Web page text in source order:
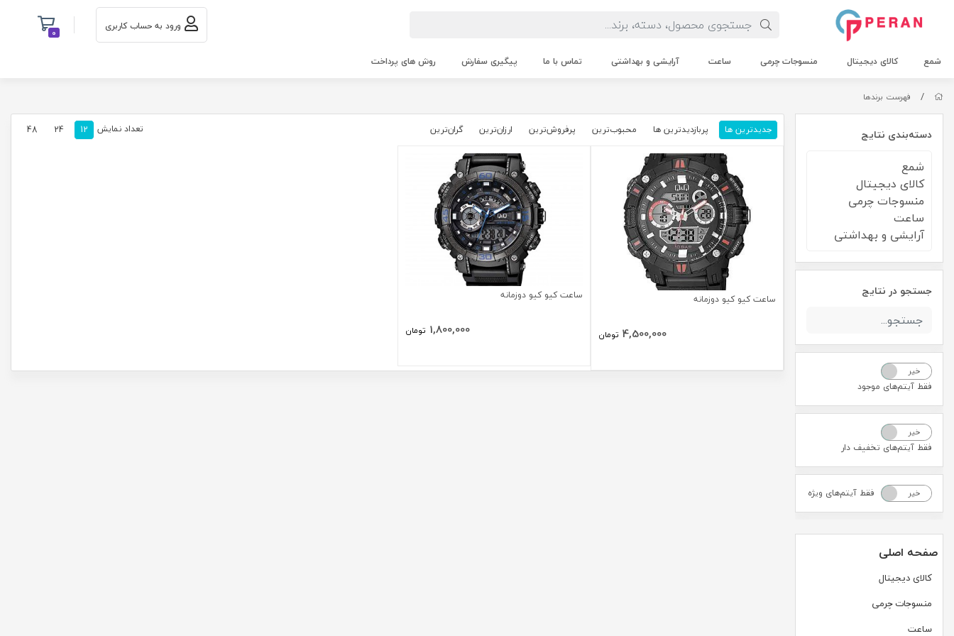
ورود به حساب کاربری 0
شمع کالای دیجیتال منسوجات چرمی ساعت آرایشی و بهداشتی تماس با ما پیگیری سفارش روش های پرداخت
/ فهرست برندها
دسته‌بندی نتایج
شمع
کالای دیجیتال
منسوجات چرمی
ساعت
آرایشی و بهداشتی
جستجو در نتایج
خیر
فقط آیتم‌های موجود
خیر
فقط آیتم‌های تخفیف دار
بله خیر فقط آیتم‌های ویژه
صفحه اصلی
کالای دیجیتال
منسوجات چرمی
ساعت
جدیدترین ها پربازدیدترین ها محبوب‌‌ترین پرفروش‌ترین ارزان‌ترین گران‌ترین تعداد نمایش 12
24
48
ساعت کیو کیو دوزمانه
4,500,000 تومان
ساعت کیو کیو دوزمانه
1,800,000 تومان